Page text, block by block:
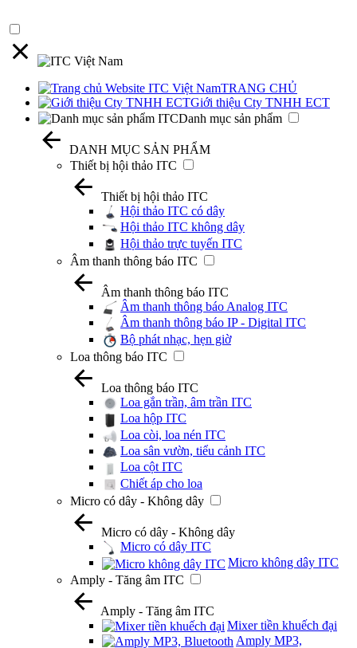
TRANG CHỦ
Giới thiệu Cty TNHH ECT
Danh mục sản phẩm
DANH MỤC SẢN PHẨM
Thiết bị hội thảo ITC
Thiết bị hội thảo ITC
Hội thảo ITC có dây
Hội thảo ITC không dây
Hội thảo trực tuyến ITC
Âm thanh thông báo ITC
Âm thanh thông báo ITC
Âm thanh thông báo Analog ITC
Âm thanh thông báo IP - Digital ITC
Bộ phát nhạc, hẹn giờ
Loa thông báo ITC
Loa thông báo ITC
Loa gắn trần, âm trần ITC
Loa hộp ITC
Loa còi, loa nén ITC
Loa sân vườn, tiểu cảnh ITC
Loa cột ITC
Chiết áp cho loa
Micro có dây - Không dây
Micro có dây - Không dây
Micro có dây ITC
Micro không dây ITC
Amply - Tăng âm ITC
Amply - Tăng âm ITC
Mixer tiền khuếch đại
Amply MP3,